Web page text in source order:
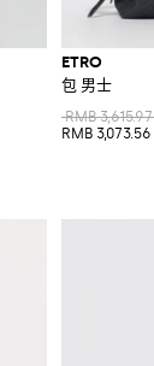
ETRO
包 男士
RMB 3,615.97
RMB 3,073.56